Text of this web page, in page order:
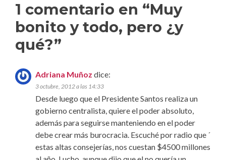
1 comentario en “Muy
bonito y todo, pero ¿y
qué?”
Adriana Muñoz dice:
3 octubre, 2012 a las 14:33
Desde luego que el Presidente Santos realiza un
gobierno centralista, quiere el poder absoluto,
además para seguirse manteniendo en el poder
debe crear más burocracia. Escuché por radio que ´
estas altas consejerías, nos cuestan $4500 millones